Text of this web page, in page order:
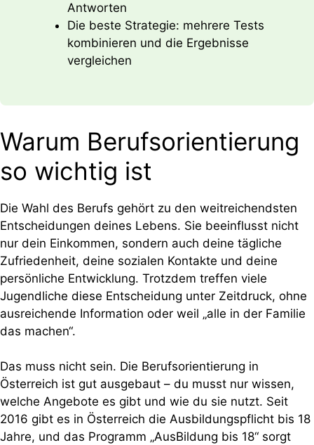
Antworten
Die beste Strategie: mehrere Tests
kombinieren und die Ergebnisse
vergleichen
Warum Berufsorientierung
so wichtig ist
Die Wahl des Berufs gehört zu den weitreichendsten
Entscheidungen deines Lebens. Sie beeinflusst nicht
nur dein Einkommen, sondern auch deine tägliche
Zufriedenheit, deine sozialen Kontakte und deine
persönliche Entwicklung. Trotzdem treffen viele
Jugendliche diese Entscheidung unter Zeitdruck, ohne
ausreichende Information oder weil „alle in der Familie
das machen“.
Das muss nicht sein. Die Berufsorientierung in
Österreich ist gut ausgebaut – du musst nur wissen,
welche Angebote es gibt und wie du sie nutzt. Seit
2016 gibt es in Österreich die Ausbildungspflicht bis 18
Jahre, und das Programm „AusBildung bis 18“ sorgt